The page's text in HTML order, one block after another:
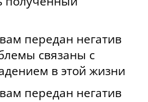
передан негатив
связаны с
в этой жизни
передан негатив